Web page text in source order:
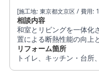
[施工地: 東京都文京区 / 費用:
相談内容
和室とリビングを一体化
置による断熱性能の向上
ンの細部にまでこだわり
リフォーム箇所
トイレ、キッチン・台所